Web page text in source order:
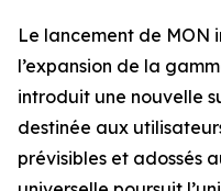
Le lancement de
l’expansion de la
introduit une nouvelle
destinée aux
prévisibles et adossés